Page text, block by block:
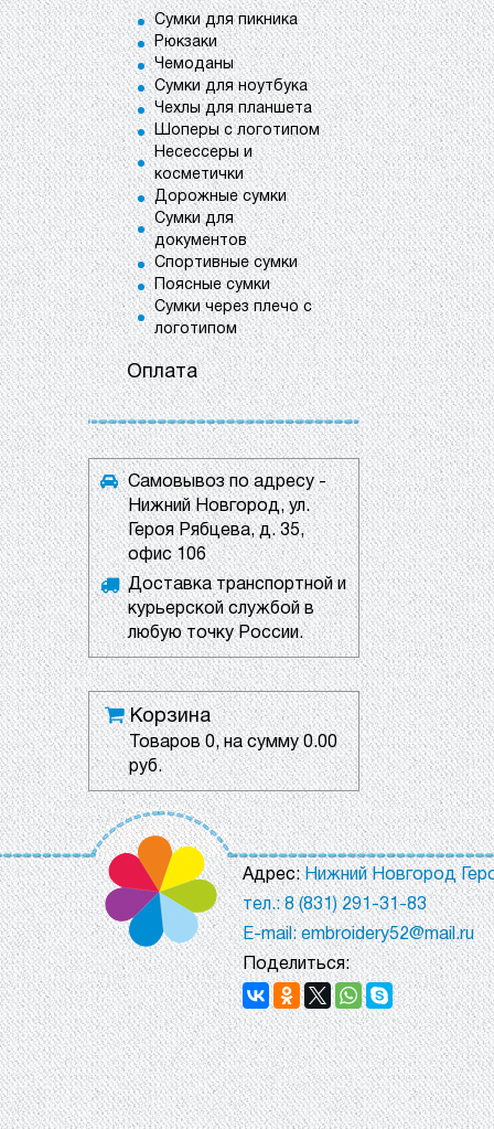
Сумки для пикника
Рюкзаки
Чемоданы
Сумки для ноутбука
Чехлы для планшета
Шоперы с логотипом
Несессеры и
косметички
Дорожные сумки
Сумки для
документов
Спортивные сумки
Поясные сумки
Сумки через плечо с
логотипом
Оплата
Самовывоз по адресу -
Нижний Новгород, ул.
Героя Рябцева, д. 35,
офис 106
Доставка транспортной и
курьерской службой в
любую точку России.
Корзина
Товаров0, на сумму0.00
руб.
Адрес:Нижний Новгород
тел.: 8 (831) 291-31-83
E-mail: embroidery52@mail.ru
Поделиться: